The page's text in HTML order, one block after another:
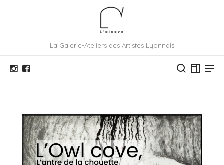
La Galerie-Ateliers des Artistes Lyonnais